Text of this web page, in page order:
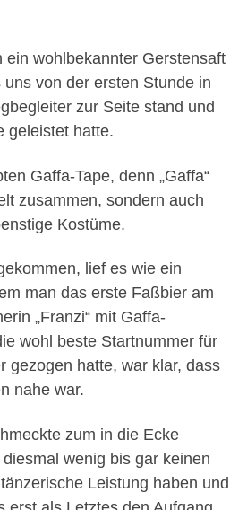
ein wohlbekannter Gerstensaft
von der ersten Stunde in
zur Seite stand und
geleistet hatte.
Gaffa-Tape, denn „Gaffa“
zusammen, sondern auch
Kostüme.
lief es wie ein
man das erste Faßbier am
„Franzi“ mit Gaffa-
wohl beste Startnummer für
gezogen hatte, war klar, dass
nahe war.
zum in die Ecke
wenig bis gar keinen
Leistung haben und